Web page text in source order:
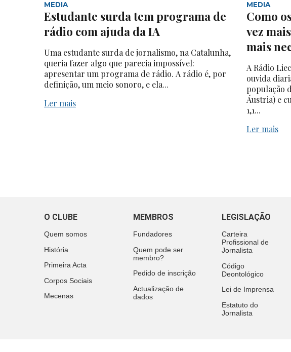
MEDIA
Estudante surda tem programa de
rádio com ajuda da IA
Uma estudante surda de jornalismo, na Catalunha,
queria fazer algo que parecia impossível:
apresentar um programa de rádio. A rádio é, por
definição, um meio sonoro, e ela...
Ler mais
MEDIA
Como
vez
mais
A Rádio
ouvida
população
Áustria) e
1,1...
Ler mais
O CLUBE
Quem somos
História
Primeira Acta
Corpos Sociais
Mecenas
MEMBROS
Fundadores
Quem pode ser
membro?
Pedido de inscrição
Actualização de
dados
LEGISLAÇÃO
Carteira
Profissional de
Jornalista
Código
Deontológico
Lei de Imprensa
Estatuto do
Jornalista